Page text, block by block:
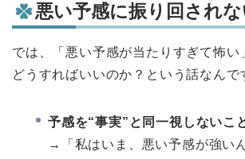
悪い予感に振り回され
では、「悪い予感が当たりすぎて怖い
どうすればいいのか？という話なんで
予感を“事実”と同一視しないこ
→「私はいま、悪い予感が強い